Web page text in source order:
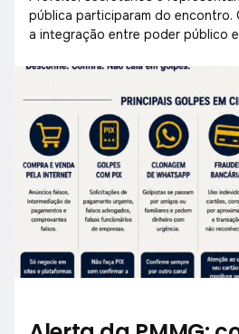
pública participaram do
a integração entre poder público